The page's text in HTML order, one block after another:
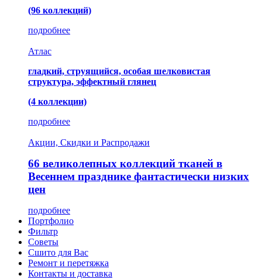
(96 коллекций)
подробнее
Атлас
гладкий, струящийся, особая шелковистая
структура, эффектный глянец
(4 коллекции)
подробнее
Акции, Скидки и Распродажи
66 великолепных коллекций тканей в
Весеннем празднике фантастически низких
цен
подробнее
Портфолио
Фильтр
Советы
Сшито для Вас
Ремонт и перетяжка
Контакты и доставка